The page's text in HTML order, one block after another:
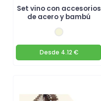
Set vino con accesorios
de acero y bambú
Desde 4.12 €